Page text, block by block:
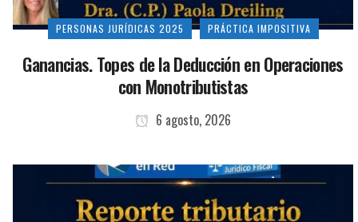
PERSONAS JURÍDICAS 2025 PRÁCTICA IMPOSITIVA
Ganancias. Topes de la Deducción en Operaciones
con Monotributistas
6 agosto, 2026